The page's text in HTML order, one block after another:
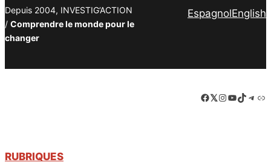
Depuis 2004, INVESTIG’ACTION
/ Comprendre le monde pour le
changer
EspagnolEnglish
Facebook
LinkedIn
Instagram
YouTube
TikTok
RUBRIQUES